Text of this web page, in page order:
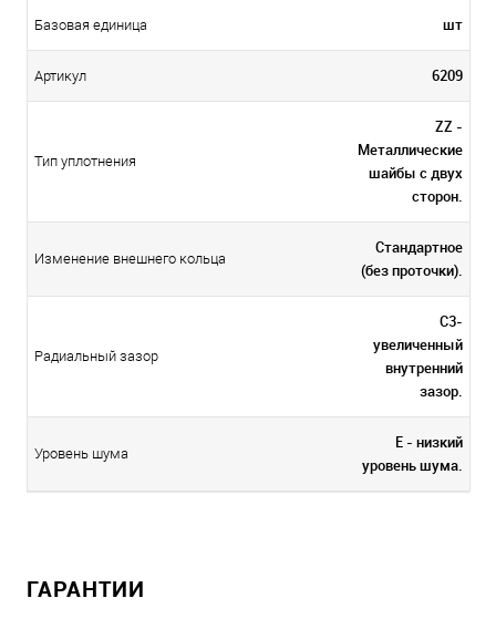
Базовая единица шт
Артикул 6209
Тип уплотнения
ZZ -
Металлические
шайбы с двух
сторон.
Изменение внешнего кольца
Стандартное
(без проточки).
Радиальный зазор
C3-
увеличенный
внутренний
зазор.
Уровень шума
E - низкий
уровень шума.
ГАРАНТИИ